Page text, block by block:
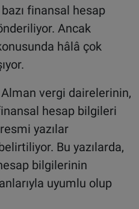
finansal hesap
Ancak
hâlâ çok
vergi dairelerinin,
hesap bilgileri
yazılar
Bu yazılarda,
bilgilerinin
uyumlu olup